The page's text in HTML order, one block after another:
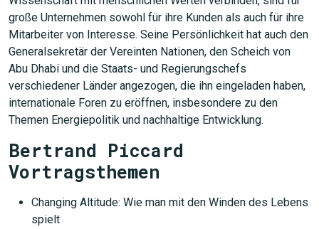
große Unternehmen sowohl für ihre Kunden als auch für ihre
Mitarbeiter von Interesse. Seine Persönlichkeit hat auch den
Generalsekretär der Vereinten Nationen, den Scheich von
Abu Dhabi und die Staats- und Regierungschefs
verschiedener Länder angezogen, die ihn eingeladen haben,
internationale Foren zu eröffnen, insbesondere zu den
Themen Energiepolitik und nachhaltige Entwicklung.
Bertrand Piccard
Vortragsthemen
Changing Altitude: Wie man mit den Winden des Lebens
spielt